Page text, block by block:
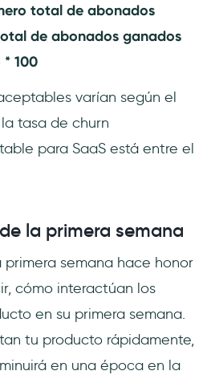
total de abonados
de abonados ganados
100
varían según el
tasa de churn
para SaaS está entre el
la primera semana
primera semana hace honor
cómo interactúan los
en su primera semana.
tu producto rápidamente,
en una época en la